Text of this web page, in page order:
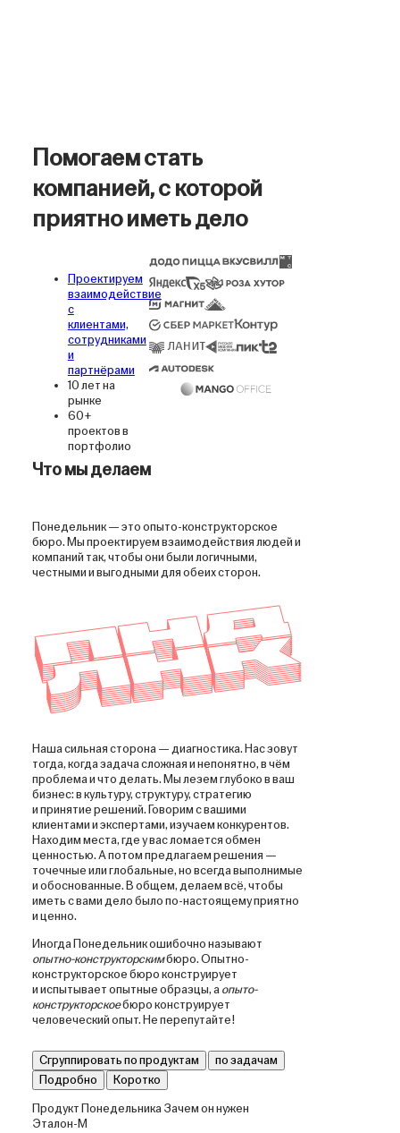
Помогаем стать
компанией, с которой
приятно иметь дело
Проектируем
взаимодействие
с
клиентами,
сотрудниками
и
партнёрами
10 лет на
рынке
60+
проектов в
портфолио
Что мы делаем
Понедельник — это опыто-конструк­торское
бюро. Мы проектируем взаимодей­ствия людей и
компаний так, чтобы они были логичными,
честными и выгодными для обеих сторон.
Наша сильная сторона — диагностика. Нас зовут
тогда, когда задача сложная и непонятно, в чём
проблема и что делать. Мы лезем глубоко в ваш
бизнес: в культуру, структуру, стратегию
и принятие решений. Говорим с вашими
клиентами и экспертами, изучаем конкурентов.
Находим места, где у вас ломается обмен
ценностью. А потом предлагаем решения —
точечные или глобальные, но всегда выполнимые
и обоснованные. В общем, делаем всё, чтобы
иметь с вами дело было по-настоящему приятно
и ценно.
Иногда Понедельник ошибочно называют
опытно-конструк­торскимбюро. Опытно-
конструкторское бюро конструирует
и испытывает опытные образцы, аопыто-
конструкторскоебюро конструирует
человеческий опыт. Не перепутайте!
Сгруппировать по продуктам
по задачам
Подробно
Коротко
Продукт ПонедельникаЗачем он нужен
Эталон-М